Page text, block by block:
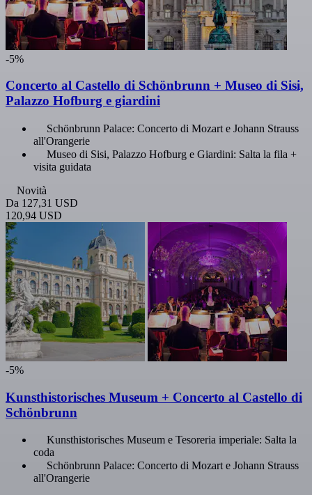
-5%
Concerto al Castello di Schönbrunn + Museo di Sisi,
Palazzo Hofburg e giardini
Schönbrunn Palace: Concerto di Mozart e Johann Strauss
all'Orangerie
Museo di Sisi, Palazzo Hofburg e Giardini: Salta la fila +
visita guidata
Novità
Da 127,31 USD
120,94 USD
-5%
Kunsthistorisches Museum + Concerto al Castello di
Schönbrunn
Kunsthistorisches Museum e Tesoreria imperiale: Salta la
coda
Schönbrunn Palace: Concerto di Mozart e Johann Strauss
all'Orangerie